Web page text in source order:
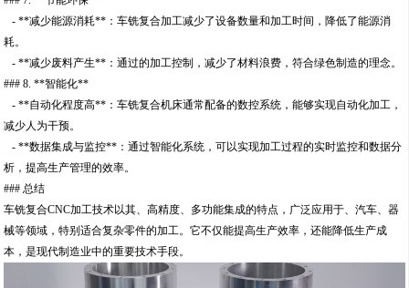
- **减少能源消耗**：车铣复合加工减少了设备数量和加工时间，降低了能源消
耗。
- **减少废料产生**：通过的加工控制，减少了材料浪费，符合绿色制造的理念。
### 8. **智能化**
- **自动化程度高**：车铣复合机床通常配备的数控系统，能够实现自动化加工，
减少人为干预。
- **数据集成与监控**：通过智能化系统，可以实现加工过程的实时监控和数据分
析，提高生产管理的效率。
### 总结
车铣复合CNC加工技术以其、高精度、多功能集成的特点，广泛应用于、汽车、器
械等领域，特别适合复杂零件的加工。它不仅能提高生产效率，还能降低生产成
本，是现代制造业中的重要技术手段。